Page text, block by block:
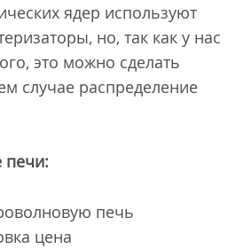
ядер используют
но, так как у нас
это можно сделать
случае распределение
печи:
печь
цена